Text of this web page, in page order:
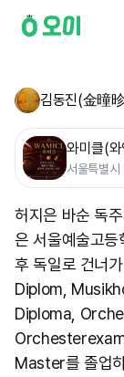
김동진(金曈
와미클(
서울특별시
허지은 바순 독
은 서울예술고등
후 독일로 건너
Diplom,
Diploma,
Master를 졸업